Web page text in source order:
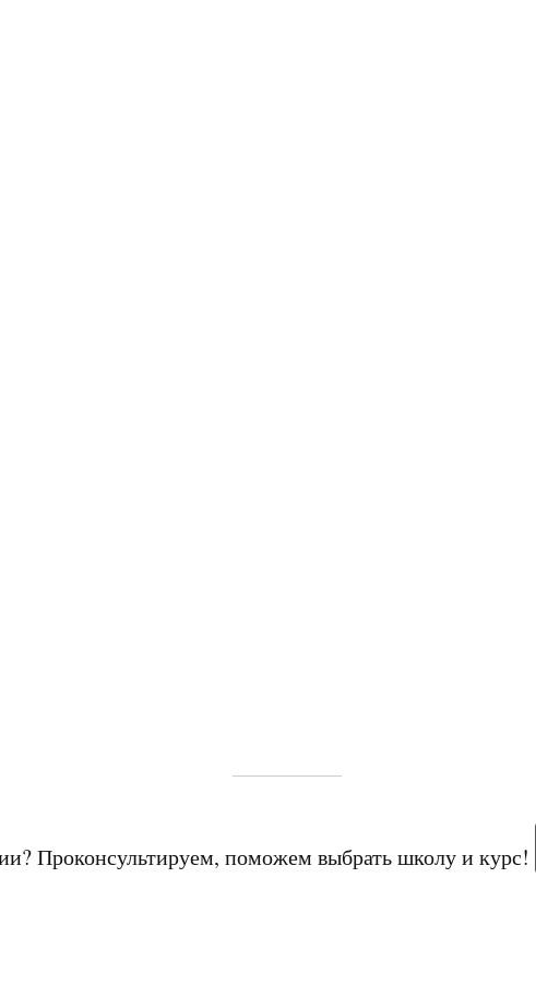
Проконсультируем, поможем выбрать школу и курс!